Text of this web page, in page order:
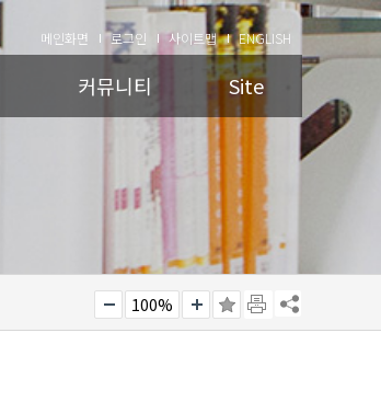
메인화면 로그인 사이트맵 ENGLISH
커뮤니티 Site
100%